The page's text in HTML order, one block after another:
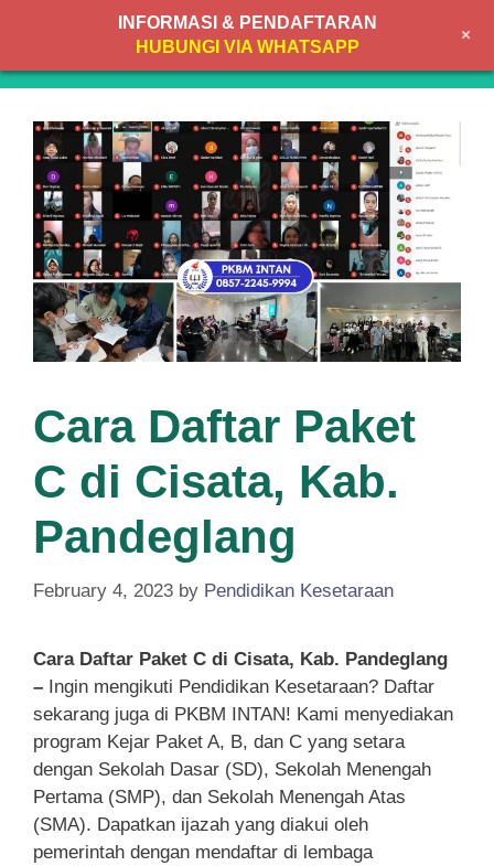
content
Cara Daftar Paket
C di Cisata, Kab.
Pandeglang
February 4, 2023 by Pendidikan Kesetaraan
Cara Daftar Paket C di Cisata, Kab. Pandeglang
– Ingin mengikuti Pendidikan Kesetaraan? Daftar
sekarang juga di PKBM INTAN! Kami menyediakan
program Kejar Paket A, B, dan C yang setara
dengan Sekolah Dasar (SD), Sekolah Menengah
Pertama (SMP), dan Sekolah Menengah Atas
(SMA). Dapatkan ijazah yang diakui oleh
pemerintah dengan mendaftar di lembaga
INFORMASI & PENDAFTARAN
HUBUNGI VIA WHATSAPP
+